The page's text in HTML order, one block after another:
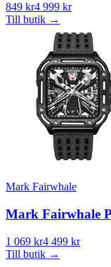
849 kr4 999 kr
Till butik →
Mark Fairwhale
Mark Fairwhale
1 069 kr4 499 kr
Till butik →